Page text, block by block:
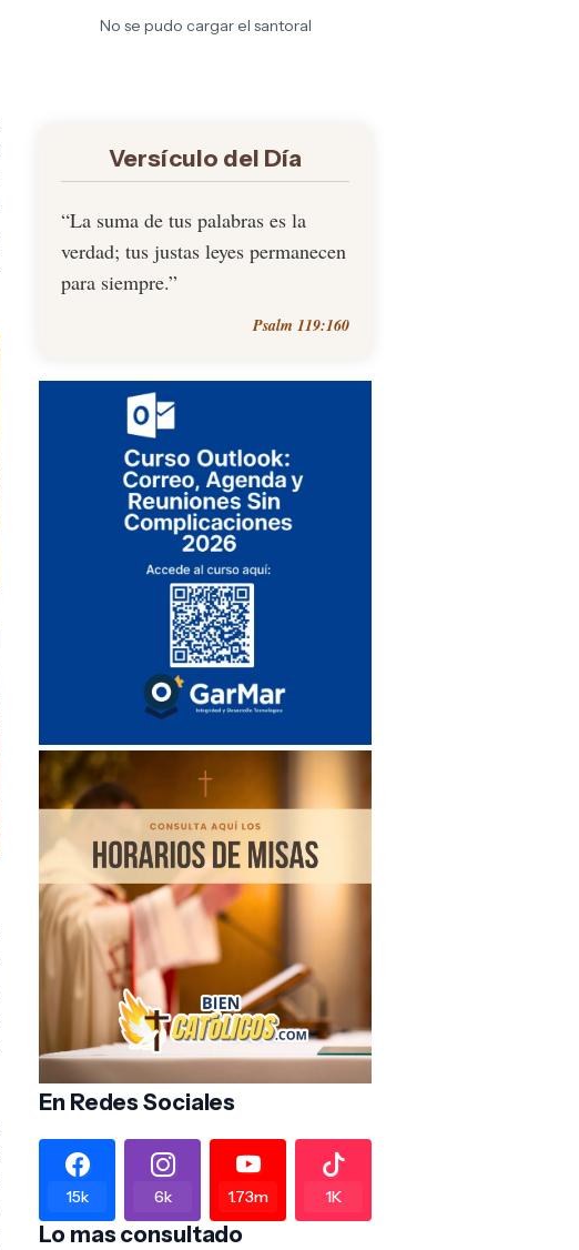
No se pudo cargar el santoral
Versículo del Día
“La suma de tus palabras es la
verdad; tus justas leyes permanecen
para siempre.”
Psalm 119:160
En Redes Sociales
15k 6k 1.73m 1K
Lo mas consultado